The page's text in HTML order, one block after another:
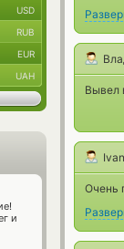
Вывел
Ivan
Очень
USD
RUB
EUR
UAH
и